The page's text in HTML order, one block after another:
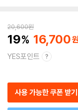
20,600원
19 16,700
YES포인트
사용 가능한 쿠폰 받기